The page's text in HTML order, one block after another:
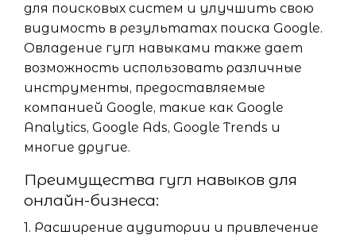
для поисковых систем и улучшить свою
видимость в результатах поиска Google.
Овладение гугл навыками также дает
возможность использовать различные
инструменты, предоставляемые
компанией Google, такие как Google
Analytics, Google Ads, Google Trends и
многие другие.
Преимущества гугл навыков для
онлайн-бизнеса:
1. Расширение аудитории и привлечение